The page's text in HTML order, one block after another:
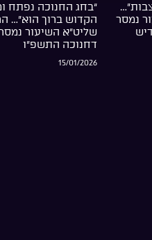
נמסר
“בחג החנוכה נפתח
הקדוש ברוך הוא”…
שליט”א השיעור
דחנוכה התשפ”ו
15/01/2026